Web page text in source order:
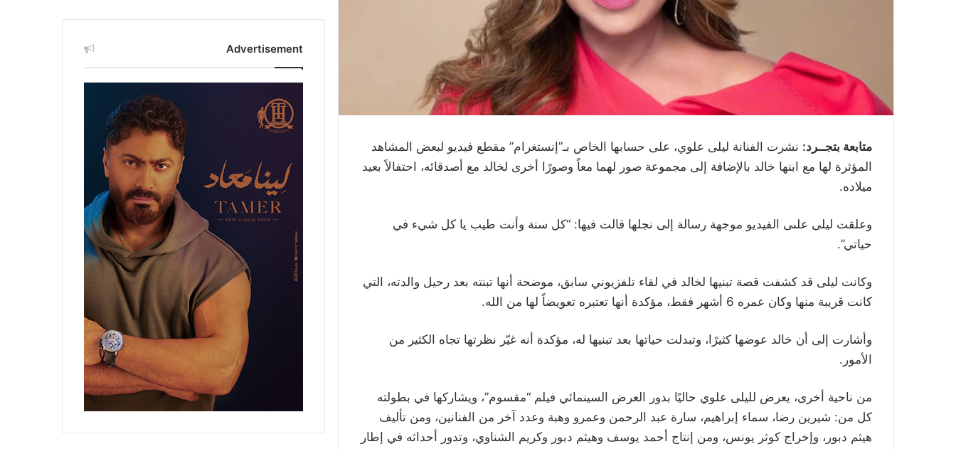
متابعة بتجــرد: نشرت الفنانة ليلى علوي، على حسابها الخاص بـ”إنستغرام” مقطع فيديو لبعض المشاهد
المؤثرة لها مع ابنها خالد بالإضافة إلى مجموعة صور لهما معاً وصورًا أخرى لخالد مع أصدقائه، احتفالاً بعيد
ميلاده.
وعلقت ليلى علىى الفيديو موجهة رسالة إلى نجلها قالت فيها: “كل سنة وأنت طيب يا كل شيء في
حياتي”.
وكانت ليلى قد كشفت قصة تبنيها لخالد في لقاء تلفزيوني سابق، موضحة أنها تبنته بعد رحيل والدته، التي
كانت قريبة منها وكان عمره 6 أشهر فقط، مؤكدة أنها تعتبره تعويضاً لها من الله.
وأشارت إلى أن خالد عوضها كثيرًا، وتبدلت حياتها بعد تبنيها له، مؤكدة أنه غيّر نظرتها تجاه الكثير من
الأمور.
من ناحية أخرى، يعرض لليلى علوي حاليًا بدور العرض السينمائي فيلم “مقسوم”، ويشاركها في بطولته
كل من: شيرين رضا، سماء إبراهيم، سارة عبد الرحمن وعمرو وهبة وعدد آخر من الفنانين، ومن تأليف
هيثم دبور، وإخراج كوثر يونس، ومن إنتاج أحمد يوسف وهيثم دبور وكريم الشناوي، وتدور أحداثه في إطار
Advertisement